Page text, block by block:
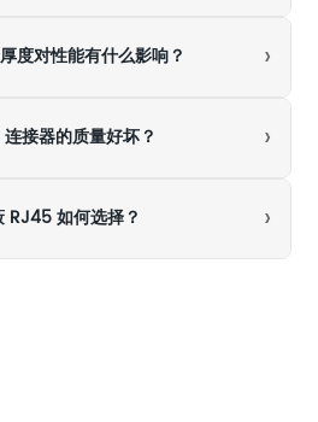
度对性能有什么影响？ ›
接器的质量好坏？ ›
RJ45 如何选择？ ›